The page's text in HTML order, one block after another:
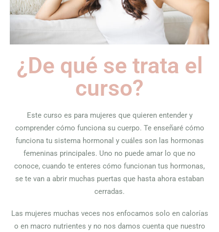
¿De qué se trata el
curso?
Este curso es para mujeres que quieren entender y
comprender cómo funciona su cuerpo. Te enseñaré cómo
funciona tu sistema hormonal y cuáles son las hormonas
femeninas principales. Uno no puede amar lo que no
conoce, cuando te enteres cómo funcionan tus hormonas,
se te van a abrir muchas puertas que hasta ahora estaban
cerradas.
Las mujeres muchas veces nos enfocamos solo en calorías
o en macro nutrientes y no nos damos cuenta que nuestro